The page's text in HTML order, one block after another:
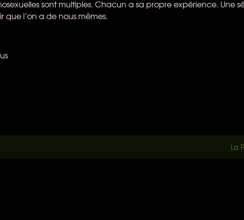
sont multiples. Chacun a sa propre expérience. Une
que l’on a de nous mêmes.
La